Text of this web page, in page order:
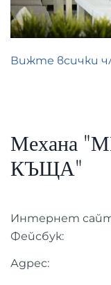
Вижте всички
Механа
КЪЩА"
Интернет
Фейсбук:
Адрес: